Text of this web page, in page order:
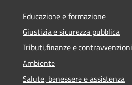
Educazione e formazione
Giustizia e sicurezza pubblica
Tributi,finanze e contravvenzioni
Ambiente
Salute, benessere e assistenza